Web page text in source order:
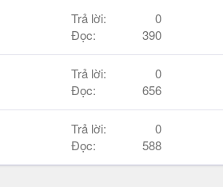
Trả lời
0
Đọc
390
Trả lời
0
Đọc
656
Trả lời
0
Đọc
588